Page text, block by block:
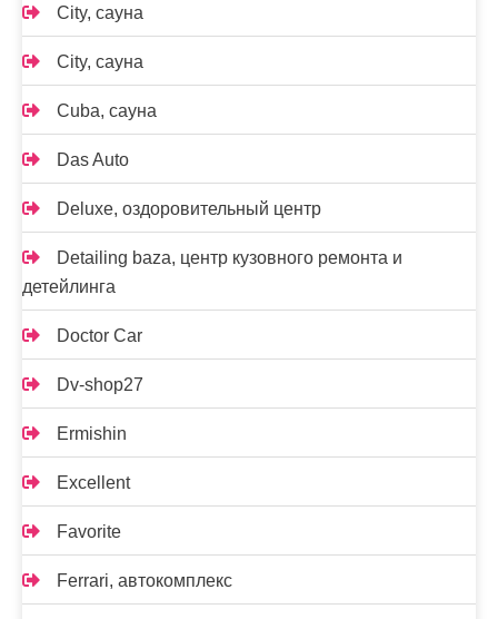
City, сауна
City, сауна
Cuba, сауна
Das Auto
Deluxe, оздоровительный центр
Detailing baza, центр кузовного ремонта и
детейлинга
Doctor Car
Dv-shop27
Ermishin
Excellent
Favorite
Ferrari, автокомплекс